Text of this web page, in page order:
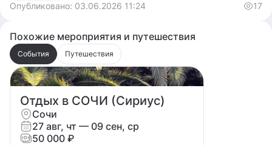
Опубликовано: 03.06.2026 11:24 17
Похожие мероприятия и путешествия
События Путешествия
Отдых в СОЧИ (Сириус)
Сочи
27 авг, чт — 09 сен, ср
50 000 ₽